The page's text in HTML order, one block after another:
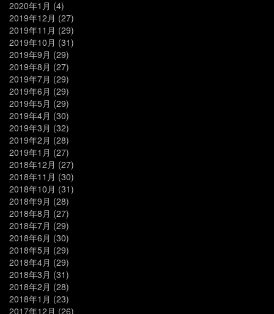
2020年1月 (4)
2019年12月 (27)
2019年11月 (29)
2019年10月 (31)
2019年9月 (29)
2019年8月 (27)
2019年7月 (29)
2019年6月 (29)
2019年5月 (29)
2019年4月 (30)
2019年3月 (32)
2019年2月 (28)
2019年1月 (27)
2018年12月 (27)
2018年11月 (30)
2018年10月 (31)
2018年9月 (28)
2018年8月 (27)
2018年7月 (29)
2018年6月 (30)
2018年5月 (29)
2018年4月 (29)
2018年3月 (31)
2018年2月 (28)
2018年1月 (23)
2017年12月 (26)